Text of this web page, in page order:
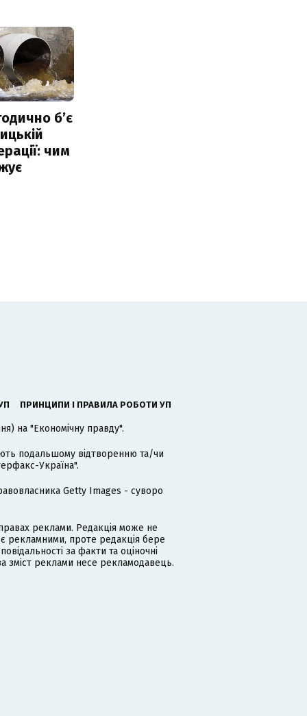
б’є
чим
ПРИНЦИПИ І ПРАВИЛА РОБОТИ УП
на "Економічну правду".
подальшому відтворенню та/чи
Україна".
Getty Images - суворо
реклами. Редакція може не
рекламними, проте редакція бере
за факти та оціночні
зміст реклами несе рекламодавець.